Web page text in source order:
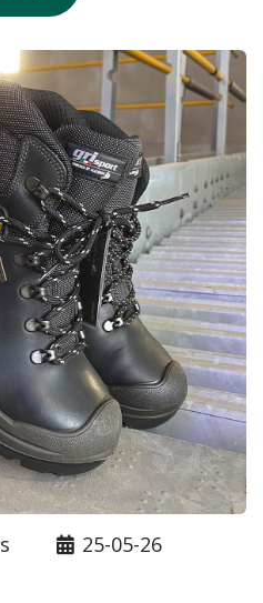
25-05-26